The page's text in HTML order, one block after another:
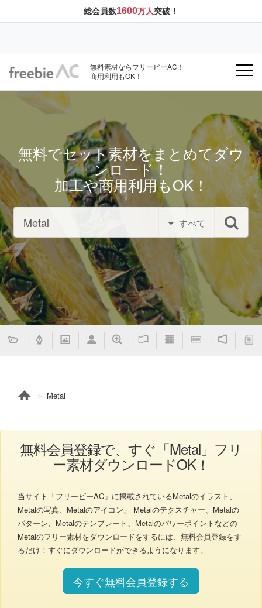
総会員数1600万人突破！
無料素材ならフリービーAC！
商用利用もOK！
無料でセット素材をまとめてダウ
ンロード！
加工や商用利用もOK！
すべて
Metal
無料会員登録で、すぐ「Metal」フリ
ー素材ダウンロードOK！
当サイト「フリービーAC」に掲載されているMetalのイラスト、
Metalの写真、Metalのアイコン、 Metalのテクスチャー、Metalの
パターン、Metalのテンプレート、Metalのパワーポイントなどの
Metalのフリー素材をダウンロードをするには、無料会員登録をす
るだけ！すぐにダウンロードができるようになります。
今すぐ無料会員登録する